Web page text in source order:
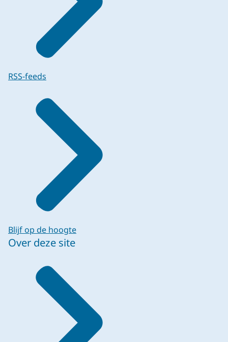
RSS-feeds
Blijf op de hoogte
Over deze site